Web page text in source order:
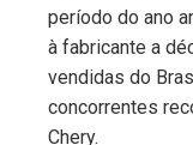
período do ano
à fabricante a
vendidas do
concorrentes
Chery.